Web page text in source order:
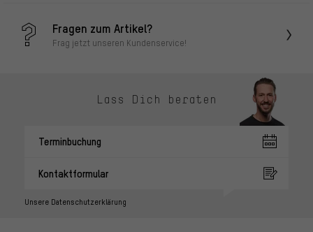
Fragen zum Artikel?
Frag jetzt unseren Kundenservice!
Lass Dich beraten
Terminbuchung
Kontaktformular
Unsere Datenschutzerklärung